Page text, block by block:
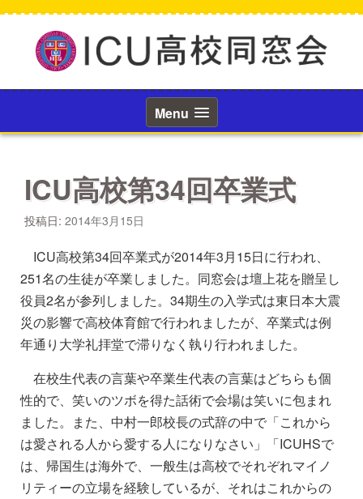
へ
ッ
Menu
ICU高校第34回卒業式
投稿日: 2014年3月15日
ICU高校第34回卒業式が2014年3月15日に行われ、
251名の生徒が卒業しました。同窓会は壇上花を贈呈し
役員2名が参列しました。34期生の入学式は東日本大震
災の影響で高校体育館で行われましたが、卒業式は例
年通り大学礼拝堂で滞りなく執り行われました。
在校生代表の言葉や卒業生代表の言葉はどちらも個
性的で、笑いのツボを得た話術で会場は笑いに包まれ
ました。また、中村一郎校長の式辞の中で「これから
は愛される人から愛する人になりなさい」「ICUHSで
は、帰国生は海外で、一般生は高校でそれぞれマイノ
リティーの立場を経験しているが、それはこれからの